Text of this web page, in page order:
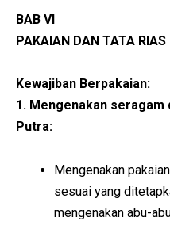
BAB VI
PAKAIAN DAN TATA RIAS
Kewajiban Berpakaian:
1. Mengenakan seragam
Putra:
Mengenakan
sesuai yang
mengenakan abu-